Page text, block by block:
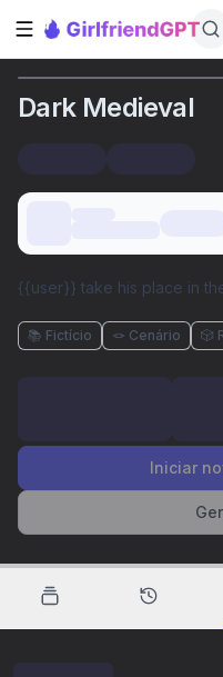
Abrir barra lateral
Dark Medieval
{{user}} take his place in
📚 Fictício 🪢 Cenário 🎲
Iniciar